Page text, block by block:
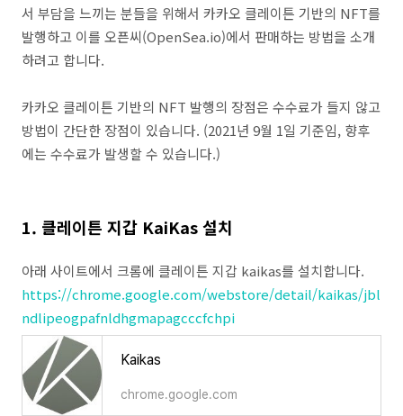
서 부담을 느끼는 분들을 위해서 카카오 클레이튼 기반의 NFT를
발행하고 이를 오픈씨(OpenSea.io)에서 판매하는 방법을 소개
하려고 합니다.
카카오 클레이튼 기반의 NFT 발행의 장점은 수수료가 들지 않고
방법이 간단한 장점이 있습니다. (2021년 9월 1일 기준임, 향후
에는 수수료가 발생할 수 있습니다.)
1. 클레이튼 지갑 KaiKas 설치
아래 사이트에서 크롬에 클레이튼 지갑 kaikas를 설치합니다.
https://chrome.google.com/webstore/detail/kaikas/jbl
ndlipeogpafnldhgmapagcccfchpi
Kaikas
chrome.google.com